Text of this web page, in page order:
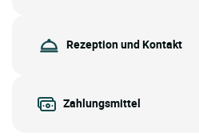
Rezeption und Kontakt
Zahlungsmittel